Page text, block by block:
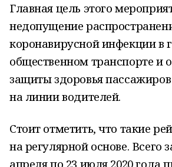
Главная цель этого
недопущение
коронавирусной инфекции в
общественном транспорте и
защиты здоровья
на линии водителей.
Стоит отметить, что такие
на регулярной основе. Всего
апреля по 23 июля 2020 года